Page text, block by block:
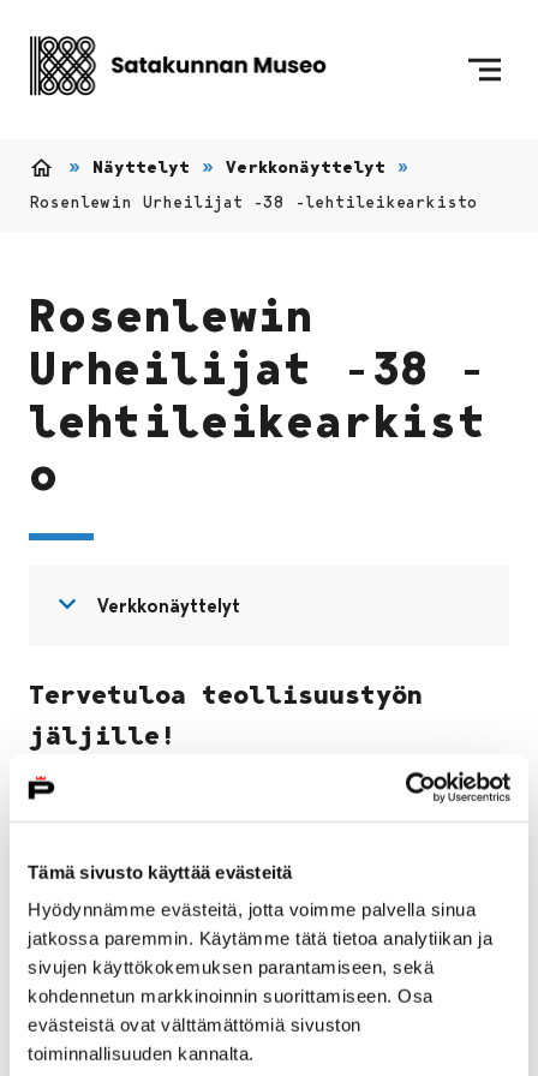
Tämä sivusto käyttää evästeitä
Hyödynnämme evästeitä, jotta voimme palvella sinua
jatkossa paremmin. Käytämme tätä tietoa analytiikan ja
sivujen käyttökokemuksen parantamiseen, sekä
kohdennetun markkinoinnin suorittamiseen. Osa
evästeistä ovat välttämättömiä sivuston
toiminnallisuuden kannalta.
Näyttelyt Verkkonäyttelyt
Rosenlewin Urheilijat -38 -lehtileikearkisto
Rosenlewin
Urheilijat -38 -
lehtileikearkist
o
Avaa valikko
Sulje valikko
Verkkonäyttelyt
Tervetuloa teollisuustyön
jäljille!
Tutustu Porin työväestöön ja teollisuuteen 1500-1700
-luvun pienistä tehtaista 1800-luvun teollistumisen
sotakorvausteollisuuteen asti. Ota selvää, miten
ihmisten arki muuttui teollistumisen myötä ja mitä
jälkiä teollistumisesta on jäänyt ympärillemme.
Työväestö-osioon on kerätty tietoa ihmisten elämän
muutoksesta esiteolliselta ajalta 1900-luvun
puoliväliin. Muut osiot kuvaavat teollistumisen